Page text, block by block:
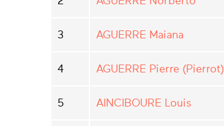
3 AGUERRE Maiana
4 AGUERRE Pierre (Pierrot)
5 AINCIBOURE Louis